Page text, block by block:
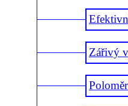
Zářivý
Poloměr